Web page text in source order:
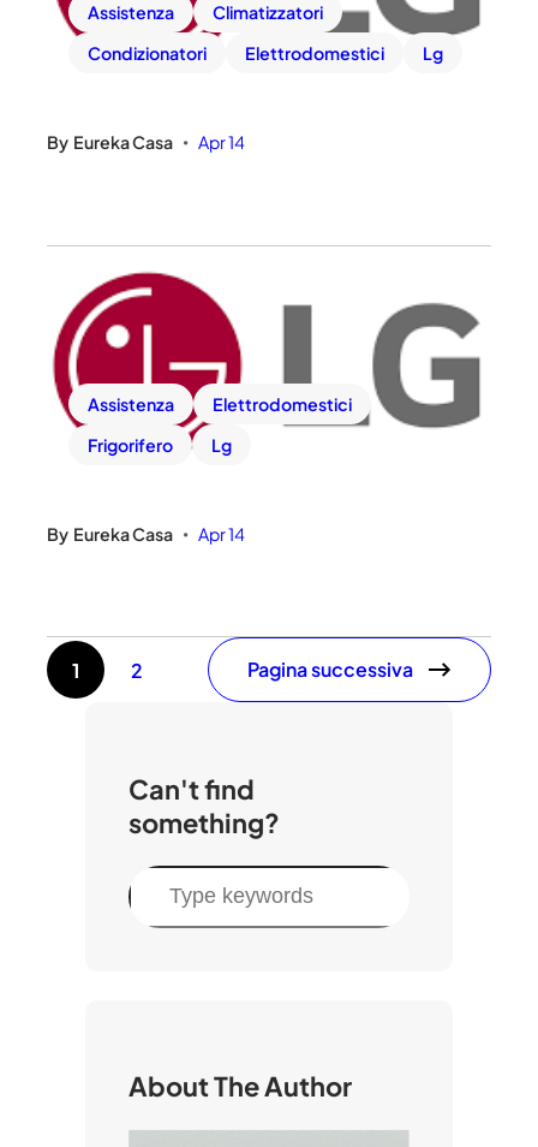
Assistenza
Climatizzatori
Condizionatori
Elettrodomestici Lg
By Eureka Casa • Apr 14
Assistenza
Elettrodomestici
Frigorifero
Lg
By Eureka Casa • Apr 14
1 2 Pagina successiva
Can't find
something?
C
e
About The Author